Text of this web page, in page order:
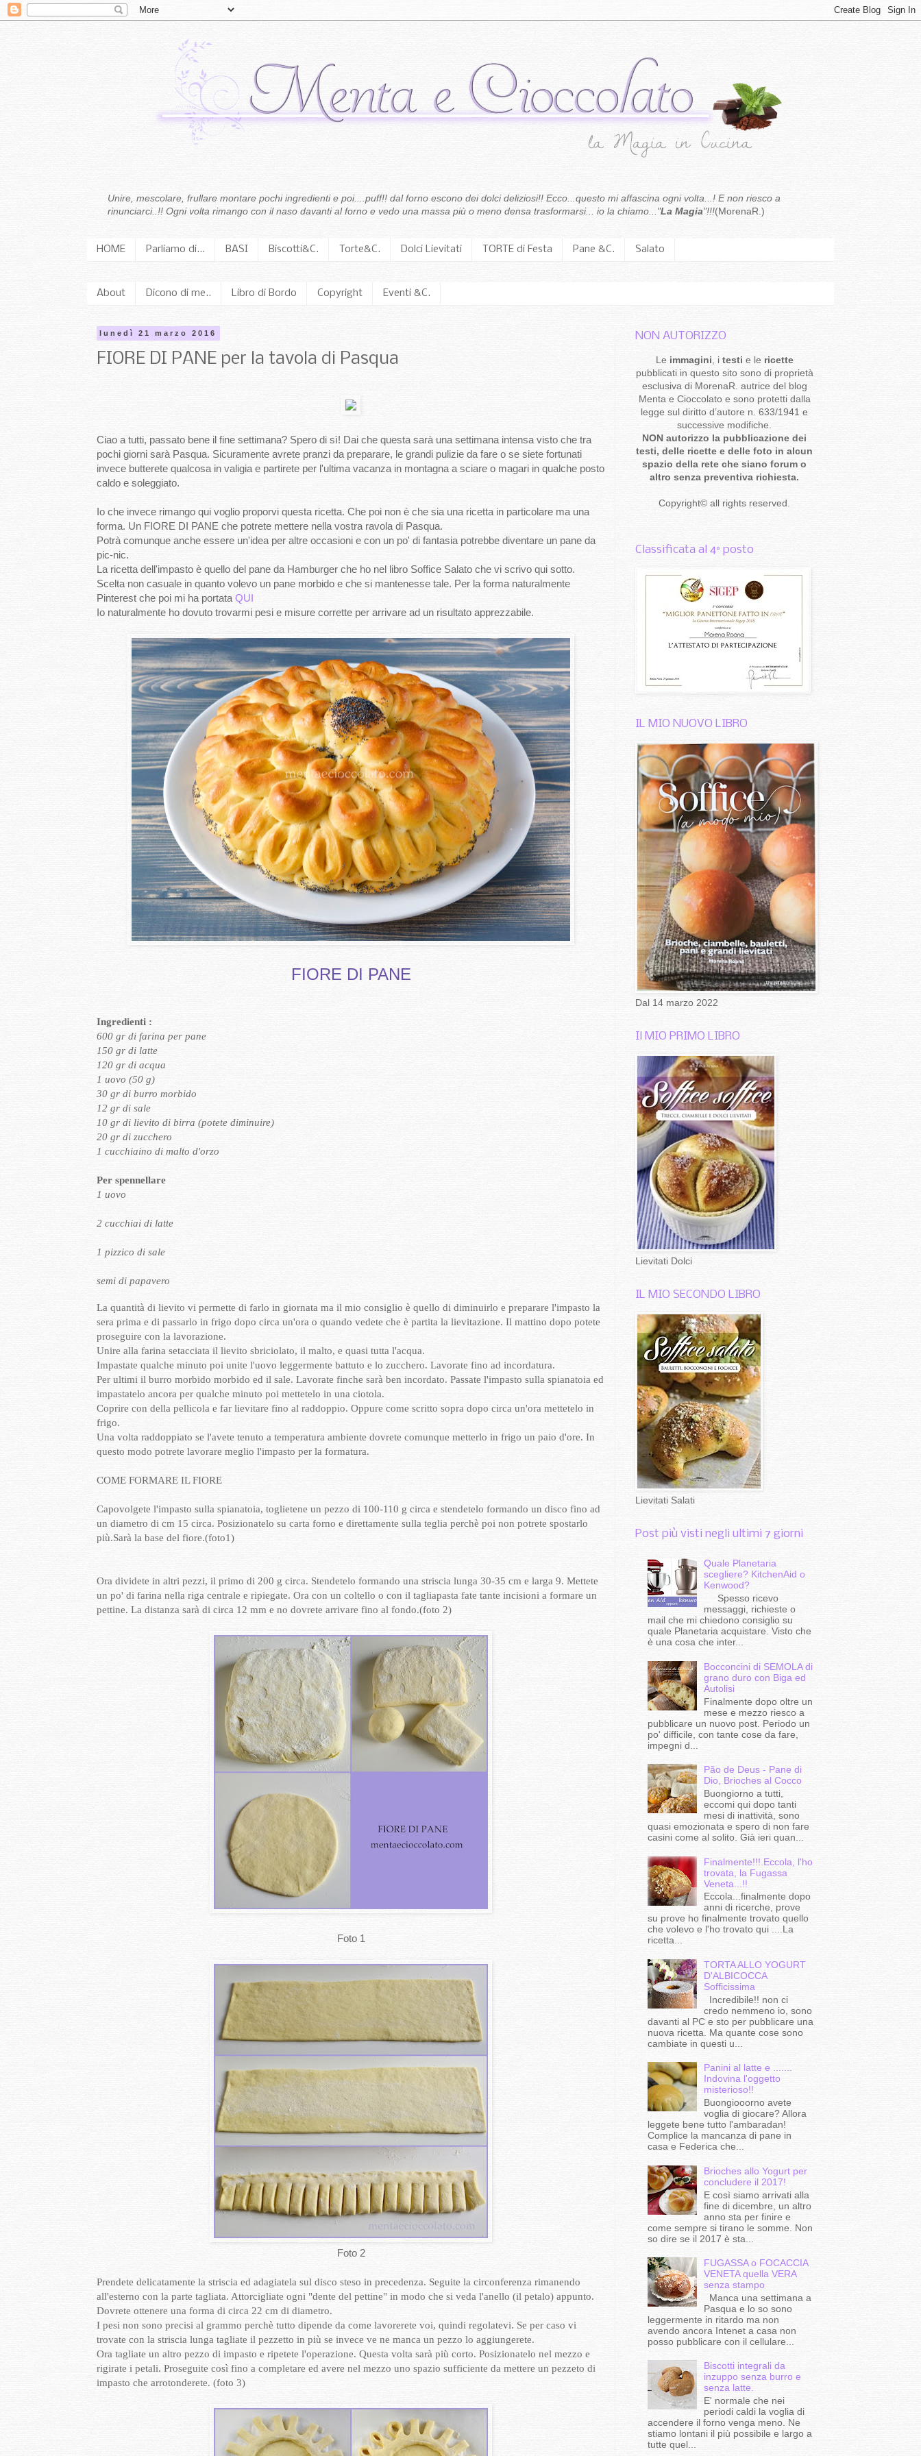
Unire, mescolare, frullare montare pochi ingredienti e poi....puff!! dal forno escono dei dolci deliziosi!! Ecco...questo mi affascina ogni volta...! E non riesco a
rinunciarci..!! Ogni volta rimango con il naso davanti al forno e vedo una massa più o meno densa trasformarsi... io la chiamo..."La Magia"!!!(MorenaR.)
HOME Parliamo di... BASI Biscotti&C. Torte&C. Dolci Lievitati TORTE di Festa Pane &C. Salato
About Dicono di me.. Libro di Bordo Copyright Eventi &C.
lunedì 21 marzo 2016
FIORE DI PANE per la tavola di Pasqua
Ciao a tutti, passato bene il fine settimana? Spero di sì! Dai che questa sarà una settimana intensa visto che tra
pochi giorni sarà Pasqua. Sicuramente avrete pranzi da preparare, le grandi pulizie da fare o se siete fortunati
invece butterete qualcosa in valigia e partirete per l'ultima vacanza in montagna a sciare o magari in qualche posto
caldo e soleggiato.
Io che invece rimango qui voglio proporvi questa ricetta. Che poi non è che sia una ricetta in particolare ma una
forma. Un FIORE DI PANE che potrete mettere nella vostra ravola di Pasqua.
Potrà comunque anche essere un'idea per altre occasioni e con un po' di fantasia potrebbe diventare un pane da
pic-nic.
La ricetta dell'impasto è quello del pane da Hamburger che ho nel libro Soffice Salato che vi scrivo qui sotto.
Scelta non casuale in quanto volevo un pane morbido e che si mantenesse tale. Per la forma naturalmente
Pinterest che poi mi ha portataQUI
Io naturalmente ho dovuto trovarmi pesi e misure corrette per arrivare ad un risultato apprezzabile.
FIORE DI PANE
Ingredienti :
600 gr di farina per pane
150 gr di latte
120 gr di acqua
1 uovo (50 g)
30 gr di burro morbido
12 gr di sale
10 gr di lievito di birra (potete diminuire)
20 gr di zucchero
1 cucchiaino di malto d'orzo
Per spennellare
1 uovo
2 cucchiai di latte
1 pizzico di sale
semi di papavero
La quantità di lievito vi permette di farlo in giornata ma il mio consiglio è quello di diminuirlo e preparare l'impasto la
sera prima e di passarlo in frigo dopo circa un'ora o quando vedete che è partita la lievitazione. Il mattino dopo potete
proseguire con la lavorazione.
Unire alla farina setacciata il lievito sbriciolato, il malto, e quasi tutta l'acqua.
Impastate qualche minuto poi unite l'uovo leggermente battuto e lo zucchero. Lavorate fino ad incordatura.
Per ultimi il burro morbido morbido ed il sale. Lavorate finche sarà ben incordato. Passate l'impasto sulla spianatoia ed
impastatelo ancora per qualche minuto poi mettetelo in una ciotola.
Coprire con della pellicola e far lievitare fino al raddoppio. Oppure come scritto sopra dopo circa un'ora mettetelo in
frigo.
Una volta raddoppiato se l'avete tenuto a temperatura ambiente dovrete comunque metterlo in frigo un paio d'ore. In
questo modo potrete lavorare meglio l'impasto per la formatura.
COME FORMARE IL FIORE
Capovolgete l'impasto sulla spianatoia, toglietene un pezzo di 100-110 g circa e stendetelo formando un disco fino ad
un diametro di cm 15 circa. Posizionatelo su carta forno e direttamente sulla teglia perchè poi non potrete spostarlo
più.Sarà la base del fiore.(foto1)
Ora dividete in altri pezzi, il primo di 200 g circa. Stendetelo formando una striscia lunga 30-35 cm e larga 9. Mettete
un po' di farina nella riga centrale e ripiegate. Ora con un coltello o con il tagliapasta fate tante incisioni a formare un
pettine. La distanza sarà di circa 12 mm e no dovrete arrivare fino al fondo.(foto 2)
Foto 1
Foto 2
Prendete delicatamente la striscia ed adagiatela sul disco steso in precedenza. Seguite la circonferenza rimanendo
all'esterno con la parte tagliata. Attorcigliate ogni "dente del pettine" in modo che si veda l'anello (il petalo) appunto.
Dovrete ottenere una forma di circa 22 cm di diametro.
I pesi non sono precisi al grammo perchè tutto dipende da come lavorerete voi, quindi regolatevi. Se per caso vi
trovate con la striscia lunga tagliate il pezzetto in più se invece ve ne manca un pezzo lo aggiungerete.
Ora tagliate un altro pezzo di impasto e ripetete l'operazione. Questa volta sarà più corto. Posizionatelo nel mezzo e
rigirate i petali. Proseguite così fino a completare ed avere nel mezzo uno spazio sufficiente da mettere un pezzeto di
impasto che arrotonderete. (foto 3)
NON AUTORIZZO
Le immagini , i testi e le ricette
pubblicati in questo sito sono di proprietà
esclusiva di MorenaR. autrice del blog
Menta e Cioccolato e sono protetti dalla
legge sul diritto d’autore n. 633/1941 e
successive modifiche.
NON autorizzo la pubblicazione dei
testi, delle ricette e delle foto in alcun
spazio della rete che siano forum o
altro senza preventiva richiesta.
Copyright© all rights reserved
Classificata al 4° posto
IL MIO NUOVO LIBRO
Dal 14 marzo 2022
Il MIO PRIMO LIBRO
Lievitati Dolci
IL MIO SECONDO LIBRO
Lievitati Salati
Post più visti negli ultimi 7 giorni
Quale Planetaria
scegliere? KitchenAid o
Kenwood?
Spesso ricevo
messaggi, richieste o
mail che mi chiedono consiglio su
quale Planetaria acquistare. Visto che
è una cosa che inter...
Bocconcini di SEMOLA di
grano duro con Biga ed
Autolisi
Finalmente dopo oltre un
mese e mezzo riesco a
pubblicare un nuovo post. Periodo un
po' difficile, con tante cose da fare,
impegni d...
Pão de Deus - Pane di
Dio, Brioches al Cocco
Buongiorno a tutti,
eccomi qui dopo tanti
mesi di inattività, sono
quasi emozionata e spero di non fare
casini come al solito. Già ieri quan...
Finalmente!!!.Eccola, l'ho
trovata, la Fugassa
Veneta...!!
Eccola...finalmente dopo
anni di ricerche, prove
su prove ho finalmente trovato quello
che volevo e l'ho trovato qui ....La
ricetta...
TORTA ALLO YOGURT
D'ALBICOCCA
Sofficissima
Incredibile!! non ci
credo nemmeno io, sono
davanti al PC e sto per pubblicare una
nuova ricetta. Ma quante cose sono
cambiate in questi u...
Panini al latte e .......
Indovina l'oggetto
misterioso!!
Buongiooorno avete
voglia di giocare? Allora
leggete bene tutto l'ambaradan!
Complice la mancanza di pane in
casa e Federica che...
Brioches allo Yogurt per
concludere il 2017!
E così siamo arrivati alla
fine di dicembre, un altro
anno sta per finire e
come sempre si tirano le somme. Non
so dire se il 2017 è sta...
FUGASSA o FOCACCIA
VENETA quella VERA
senza stampo
Manca una settimana a
Pasqua e lo so sono
leggermente in ritardo ma non
avendo ancora Intenet a casa non
posso pubblicare con il cellulare...
Biscotti integrali da
inzuppo senza burro e
senza latte.
E' normale che nei
periodi caldi la voglia di
accendere il forno venga meno. Ne
stiamo lontani il più possibile e largo a
tutte quel...